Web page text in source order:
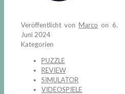
Veröffentlicht vonMarco on 6.
Juni 2024
Kategorien
PUZZLE
REVIEW
SIMULATOR
VIDEOSPIELE